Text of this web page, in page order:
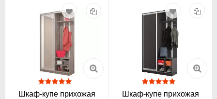
Шкаф-купе прихожая
Шкаф-купе прихожая